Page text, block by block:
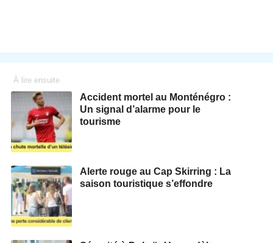
À lire ensuite
Accident mortel au Monténégro :
Un signal d’alarme pour le
tourisme
Alerte rouge au Cap Skirring : La
saison touristique s’effondre